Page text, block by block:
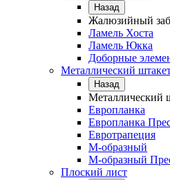
Назад
Жалюзийный
Ламель Хоста
Ламель Юкка
Доборные
Металлический
Назад
Металлический
Европланка
Европланка
Евротрапеция
М-образный
М-образный
Плоский лист